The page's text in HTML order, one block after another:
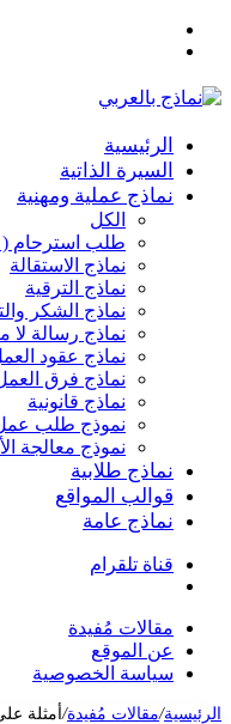
الرئيسية
السيرة الذاتية
نماذج عملية ومهنية
الكل
طلب استرحام (
نماذج الاستقالة
نماذج الترقية
نماذج الشكر
نماذج رسالة لا
نماذج عقود
نماذج فرق
نماذج قانونية
نموذج طلب
نموذج معالجة
نماذج طلابية
قوالب المواقع
نماذج عامة
قناة تلقرام
مقالات مُفيدة
عن الموقع
سياسة الخصوصية
الرئيسية/مقالات مُفيدة/أمثلة على